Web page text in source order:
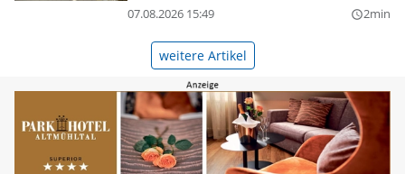
07.08.2026 15:49 query_builder2min
weitere Artikel